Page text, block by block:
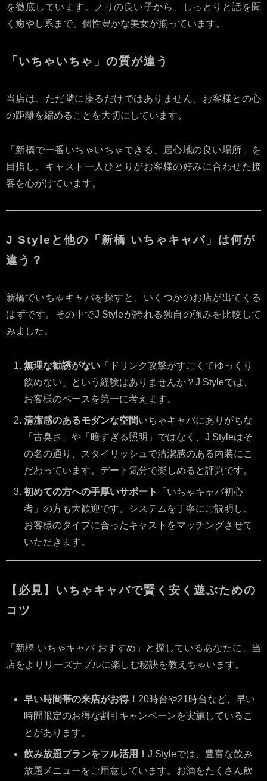
を徹底しています。ノリの良い子から、しっとりと話を聞
く癒やし系まで、個性豊かな美女が揃っています。
「いちゃいちゃ」の質が違う
当店は、ただ隣に座るだけではありません。お客様との心
の距離を縮めることを大切にしています。
「新橋で一番いちゃいちゃできる、居心地の良い場所」を
目指し、キャスト一人ひとりがお客様の好みに合わせた接
客を心がけています。
J Styleと他の「新橋 いちゃキャバ」は何が
違う？
新橋でいちゃキャバを探すと、いくつかのお店が出てくる
はずです。その中でJ Styleが誇れる独自の強みを比較して
みました。
無理な勧誘がない 「ドリンク攻撃がすごくてゆっくり
飲めない」という経験はありませんか？J Styleでは、
お客様のペースを第一に考えます。
清潔感のあるモダンな空間いちゃキャバにありがちな
「古臭さ」や「暗すぎる照明」ではなく、J Styleはそ
の名の通り、スタイリッシュで清潔感のある内装にこ
だわっています。デート気分で楽しめると評判です。
初めての方への手厚いサポート
「いちゃキャバ初心
者」の方も大歓迎です。システムを丁寧にご説明し、
お客様のタイプに合ったキャストをマッチングさせて
いただきます。
【必見】いちゃキャバで賢く安く遊ぶための
コツ
「新橋 いちゃキャバ おすすめ」と探しているあなたに、当
店をよりリーズナブルに楽しむ秘訣を教えちゃいます。
早い時間帯の来店がお得！ 20時台や21時台など、早い
時間限定のお得な割引キャンペーンを実施しているこ
とがあります。
飲み放題プランをフル活用！ J Styleでは、豊富な飲み
放題メニューをご用意しています。お酒をたくさん飲